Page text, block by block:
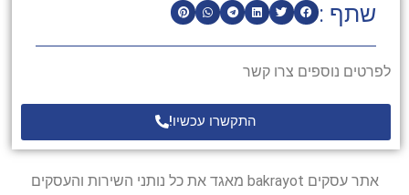
שתף :
לפרטים נוספים צרו קשר
התקשרו עכשיו!
אתר עסקים bakrayot מאגד את כל נותני השירות והעסקים